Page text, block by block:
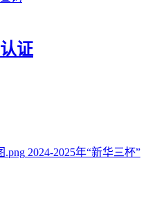
证
2024-2025年“新华三杯”